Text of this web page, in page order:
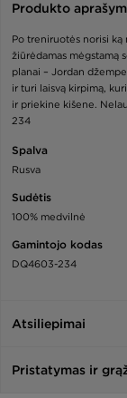
Produkto
Po treniruotės norisi
žiūrėdamas mėgstamą
planai – Jordan
ir turi laisvą kirpimą,
ir priekine kišene.
234
Spalva
Rusva
Sudėtis
100% medvilnė
Gamintojo kodas
DQ4603-234
Atsiliepimai
Pristatymas ir